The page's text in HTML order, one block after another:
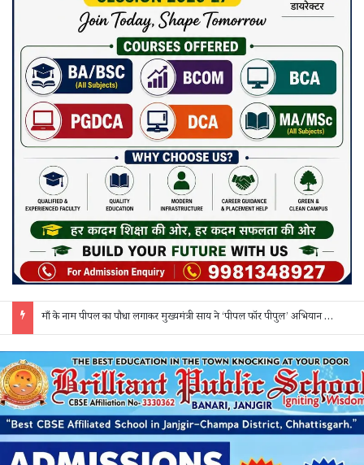
साय कैबिनेट के 7 बड़े फैसले: 500 करोड़ के AI मिशन, BEML प्लांट समेत कई अहम प्रस्तावों को मंजूरी